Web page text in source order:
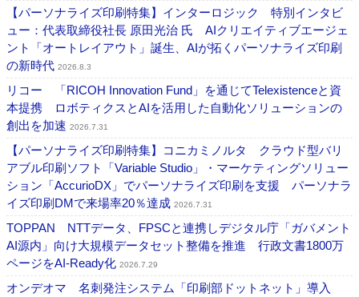
【パーソナライズ印刷特集】インターロジック 特別インタビ
ュー：代表取締役社長 原田光治 氏 AIクリエイティブエージェ
ント「オートレイアウト」誕生、AIが拓くパーソナライズ印刷
の新時代 2026.8.3
リコー 「RICOH Innovation Fund」を通じてTelexistenceと資
本提携 ロボティクスとAIを活用した自動化ソリューションの
創出を加速 2026.7.31
【パーソナライズ印刷特集】コニカミノルタ クラウド型バリ
アブル印刷ソフト「Variable Studio」・マーケティングソリュー
ション「AccurioDX」でパーソナライズ印刷を支援 パーソナラ
イズ印刷DMで来場率20％達成 2026.7.31
TOPPAN NTTデータ、FPSCと連携しデジタル庁「ガバメント
AI源内」向け大規模データセット整備を推進 行政文書1800万
ページをAI-Ready化 2026.7.29
オンデオマ 名刺発注システム「印刷部ドットネット」導入